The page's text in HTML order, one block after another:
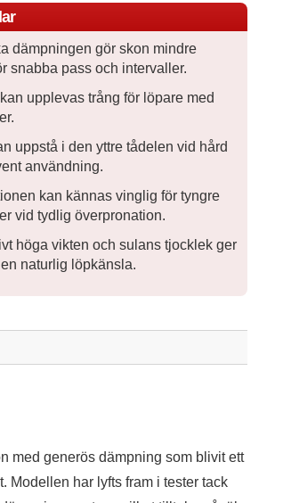
dämpningen gör skon mindre
snabba pass och intervaller.
upplevas trång för löpare med
uppstå i den yttre tådelen vid hård
användning.
kan kännas vinglig för tyngre
vid tydlig överpronation.
höga vikten och sulans tjocklek ger
naturlig löpkänsla.
med generös dämpning som blivit ett
Modellen har lyfts fram i tester tack